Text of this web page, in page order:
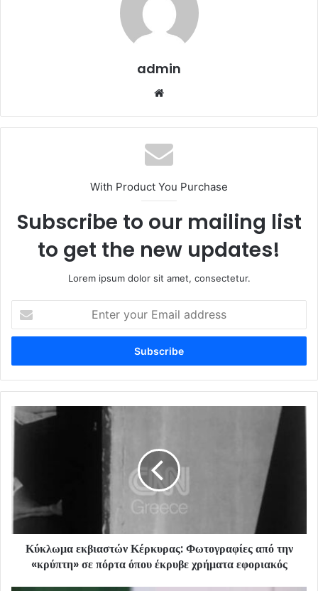
admin
With Product You Purchase
Subscribe to our mailing list
to get the new updates!
Lorem ipsum dolor sit amet, consectetur.
your
Email
Κύκλωμα εκβιαστών Κέρκυρας: Φωτογραφίες από την
«κρύπτη» σε πόρτα όπου έκρυβε χρήματα εφοριακός